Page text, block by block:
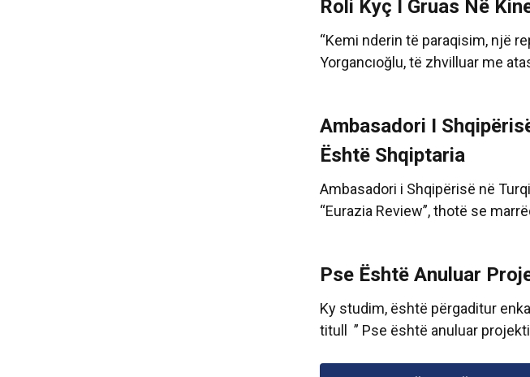
Roli Kyç I Gruas Në
“Kemi nderin të paraqisim, një
Yorgancıoğlu, të zhvilluar me
Ambasadori I
Është Shqiptaria
Ambasadori i Shqipërisë në
“Eurazia Review”, thotë se
Pse Është Anuluar
Ky studim, është përgaditur
titull ” Pse është anuluar